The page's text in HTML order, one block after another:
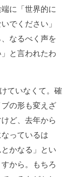
に「世界的に
でください」
なるべく声を
と言われたわ
ていなくて。確
の形も変えざ
ど、去年から
っているは
かなる」とい
から。もちろ